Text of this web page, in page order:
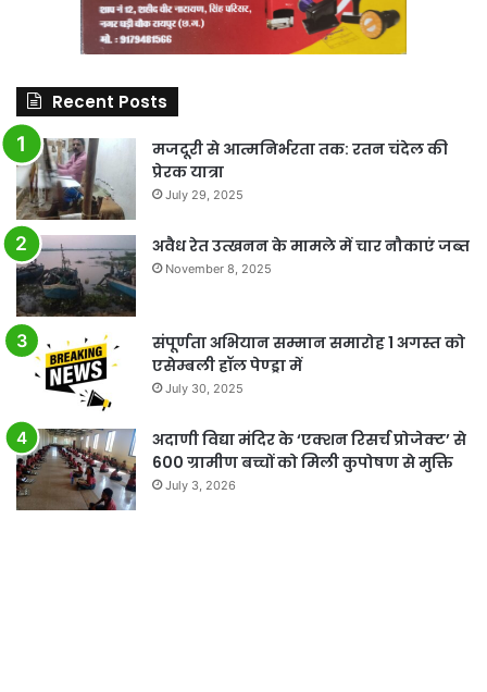
Recent Posts
मजदूरी से आत्मनिर्भरता तक: रतन चंदेल की
प्रेरक यात्रा
July 29, 2025
अवैध रेत उत्खनन के मामले में चार नौकाएं जब्त
November 8, 2025
संपूर्णता अभियान सम्मान समारोह 1 अगस्त को
एसेम्बली हॉल पेण्ड्रा में
July 30, 2025
अदाणी विद्या मंदिर के ‘एक्शन रिसर्च प्रोजेक्ट’ से
600 ग्रामीण बच्चों को मिली कुपोषण से मुक्ति
July 3, 2026